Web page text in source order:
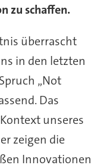
zu schaffen.
überrascht
in den letzten
„Not
Das
unseres
zeigen die
Innovationen